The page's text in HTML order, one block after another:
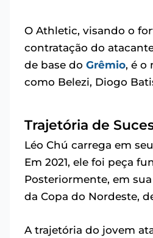
O Athletic, visando o
contratação do
de base do Grêmio, é o
como Belezi, Diogo
Trajetória de
Léo Chú carrega em
Em 2021, ele foi peça
Posteriormente, em
da Copa do Nordeste,
A trajetória do jovem